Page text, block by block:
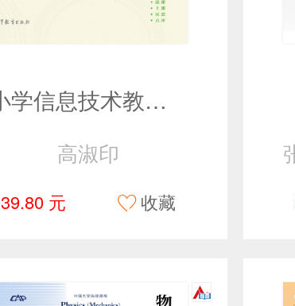
小学信息技术教学关键问题指导
高淑印
39.80 元 收藏